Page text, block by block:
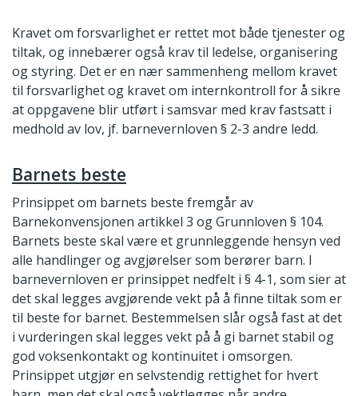
Kravet om forsvarlighet er rettet mot både tjenester og
tiltak, og innebærer også krav til ledelse, organisering
og styring. Det er en nær sammenheng mellom kravet
til forsvarlighet og kravet om internkontroll for å sikre
at oppgavene blir utført i samsvar med krav fastsatt i
medhold av lov, jf. barnevernloven § 2-3 andre ledd.
Barnets beste
Prinsippet om barnets beste fremgår av
Barnekonvensjonen artikkel 3 og Grunnloven § 104.
Barnets beste skal være et grunnleggende hensyn ved
alle handlinger og avgjørelser som berører barn. I
barnevernloven er prinsippet nedfelt i § 4-1, som sier at
det skal legges avgjørende vekt på å finne tiltak som er
til beste for barnet. Bestemmelsen slår også fast at det
i vurderingen skal legges vekt på å gi barnet stabil og
god voksenkontakt og kontinuitet i omsorgen.
Prinsippet utgjør en selvstendig rettighet for hvert